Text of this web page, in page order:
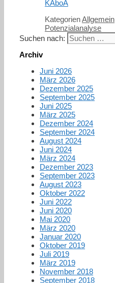
KategorienAllgemein
Potenzialanalyse
Suchen nach:
Archiv
Juni 2026
März 2026
Dezember 2025
September 2025
Juni 2025
März 2025
Dezember 2024
September 2024
August 2024
Juni 2024
März 2024
Dezember 2023
September 2023
August 2023
Oktober 2022
Juni 2022
Juni 2020
Mai 2020
März 2020
Januar 2020
Oktober 2019
Juli 2019
März 2019
November 2018
September 2018